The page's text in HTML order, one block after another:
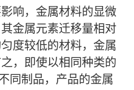
响，金属材料的显微
金属元素迁移量相对
度较低的材料，金属
，即使以相同种类的
同制品，产品的金属